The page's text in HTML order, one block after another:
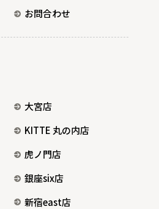
お問合わせ
大宮店
KITTE 丸の内店
虎ノ門店
銀座six店
新宿east店